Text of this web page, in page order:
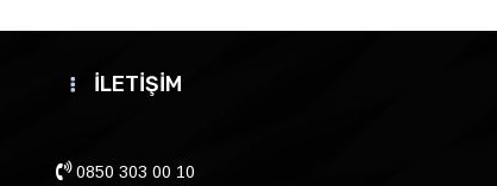
İLETİŞİM
0850 303 00 10